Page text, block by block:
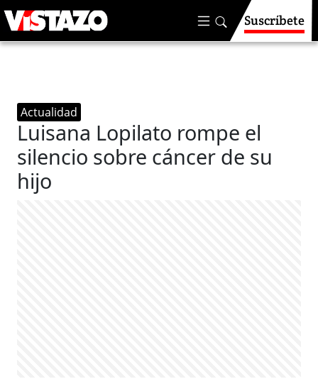
Suscríbete
Actualidad
Luisana Lopilato rompe el
silencio sobre cáncer de su
hijo